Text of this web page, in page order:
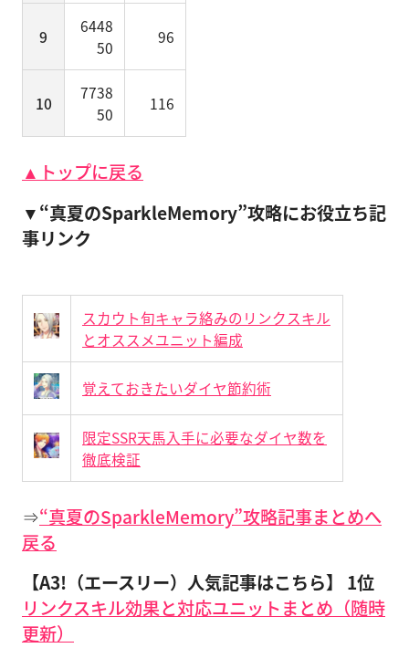
9
6448
50
96
10
7738
50
116
▲トップに戻る
▼“真夏のSparkleMemory”攻略にお役立ち記
事リンク
スカウト旬キャラ絡みのリンクスキル
とオススメユニット編成
覚えておきたいダイヤ節約術
限定SSR天馬入手に必要なダイヤ数を
徹底検証
⇒“真夏のSparkleMemory”攻略記事まとめへ
戻る
【A3!（エースリー）人気記事はこちら】
1位
リンクスキル効果と対応ユニットまとめ（随時
更新）